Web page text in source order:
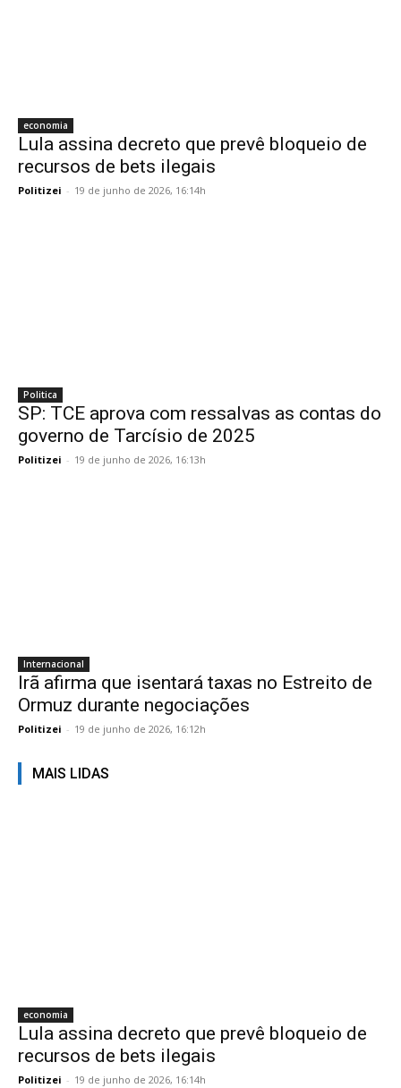
economia
Lula assina decreto que prevê bloqueio de
recursos de bets ilegais
Politizei - 19 de junho de 2026, 16:14h
Politica
SP: TCE aprova com ressalvas as contas do
governo de Tarcísio de 2025
Politizei - 19 de junho de 2026, 16:13h
Internacional
Irã afirma que isentará taxas no Estreito de
Ormuz durante negociações
Politizei - 19 de junho de 2026, 16:12h
MAIS LIDAS
economia
Lula assina decreto que prevê bloqueio de
recursos de bets ilegais
Politizei - 19 de junho de 2026, 16:14h